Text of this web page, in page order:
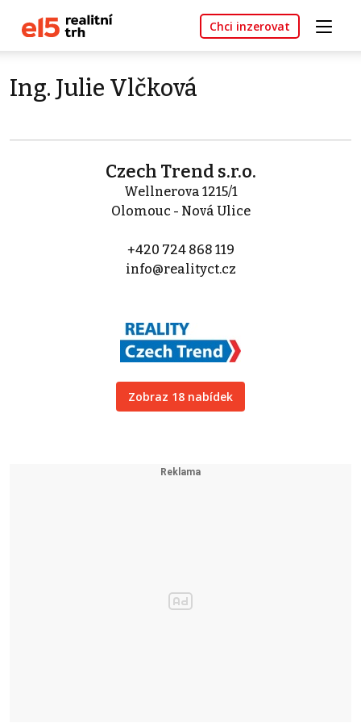
Chci inzerovat
Ing. Julie Vlčková
Czech Trend s.r.o.
Wellnerova 1215/1
Olomouc - Nová Ulice
+420 724 868 119
info@realityct.cz
Zobraz 18 nabídek